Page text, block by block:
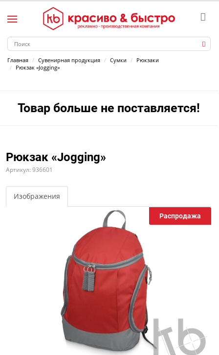
Главная Сувенирная продукция Сумки
Рюкзаки
Рюкзак «Jogging»
Товар больше не поставляется!
Рюкзак «Jogging»
Артикул: 936601
Изображения
Распродажа